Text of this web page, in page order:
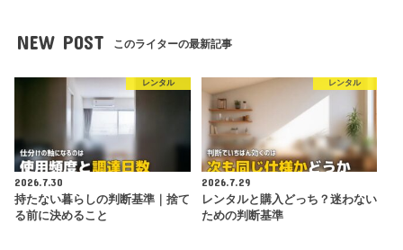
NEW POST このライターの最新記事
レンタル
2026.7.30
持たない暮らしの判断基準｜捨て
る前に決めること
レンタル
2026.7.29
レンタルと購入どっち？迷わない
ための判断基準